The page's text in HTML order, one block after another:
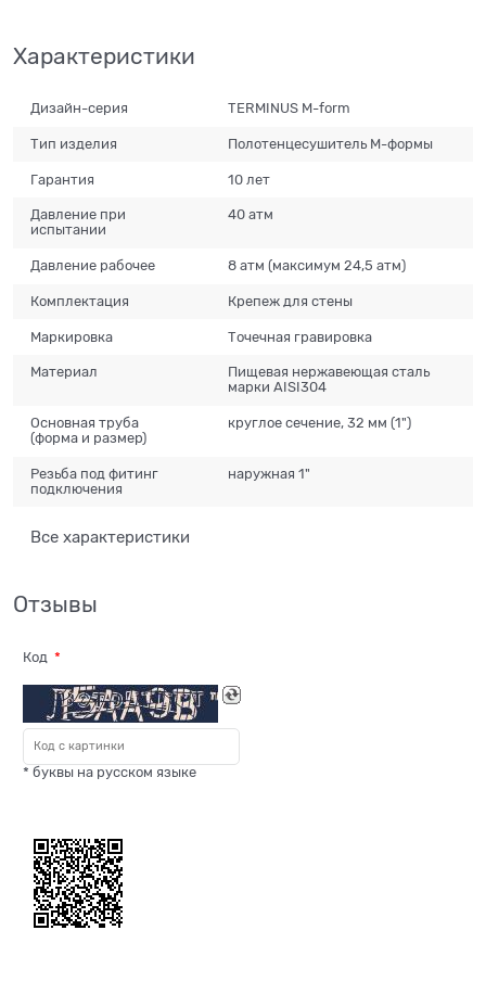
Характеристики
Дизайн-серия TERMINUS M-form
Тип изделия Полотенцесушитель М-формы
Гарантия 10 лет
Давление при
испытании
40 атм
Давление рабочее 8 атм (максимум 24,5 атм)
Комплектация Крепеж для стены
Маркировка Tочечная гравировка
Материал
Пищевая нержавеющая сталь
марки AISI304
Основная труба
(форма и размер)
круглое сечение, 32 мм (1")
Резьба под фитинг
подключения
наружная 1"
Все характеристики
Отзывы
Код
* буквы на русском языке